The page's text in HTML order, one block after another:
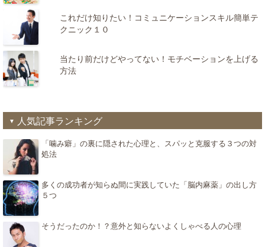
これだけ知りたい！コミュニケーションスキル簡単テ
クニック１０
当たり前だけどやってない！モチベーションを上げる
方法
人気記事ランキング
「噛み癖」の裏に隠された心理と、スパッと克服する３つの対
処法
多くの成功者が知らぬ間に実践していた「脳内麻薬」の出し方
５つ
そうだったのか！？意外と知らないよくしゃべる人の心理